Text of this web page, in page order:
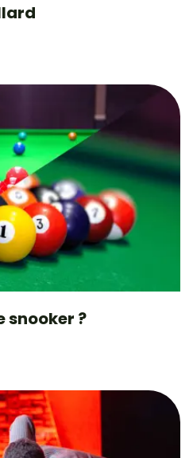
snooker ?